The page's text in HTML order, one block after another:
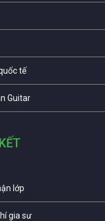
tế
Guitar
lớp
gia sư